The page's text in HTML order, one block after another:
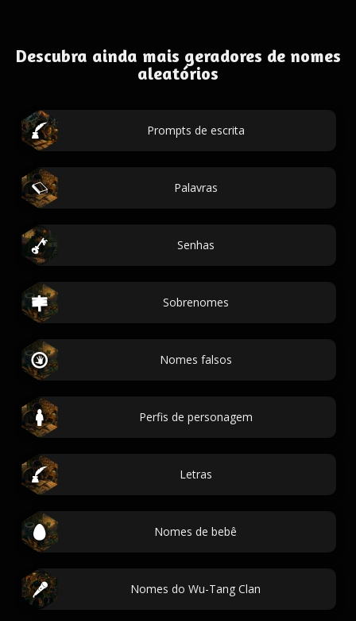
Descubra ainda mais geradores de nomes
aleatórios
Prompts de escrita
Palavras
Senhas
Sobrenomes
Nomes falsos
Perfis de personagem
Letras
Nomes de bebê
Nomes do Wu-Tang Clan